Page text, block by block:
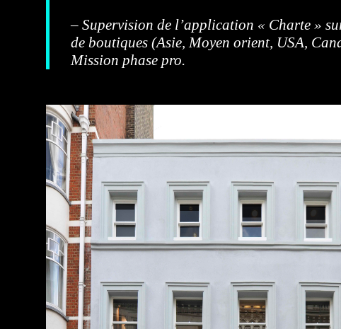
– Supervision de l’application « Charte »
de boutiques (Asie, Moyen orient, USA,
Mission phase pro.